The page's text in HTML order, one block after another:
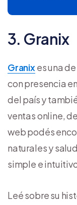
3. Granix
Granixes una
con presencia
del país y
ventas online,
web podés
naturales y
simple e
Leé sobre su